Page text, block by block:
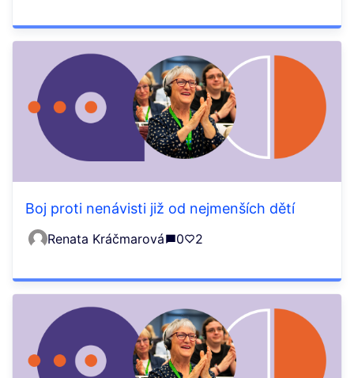
Boj proti nenávisti již od nejmenších dětí
Renata Kráčmarová 0 2